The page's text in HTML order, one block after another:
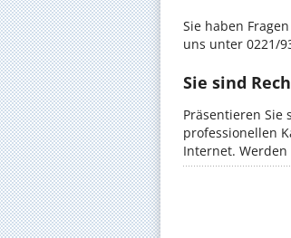
Sie haben
uns unter 0221/
Sie sind
Präsentieren Sie
professionellen
Internet.